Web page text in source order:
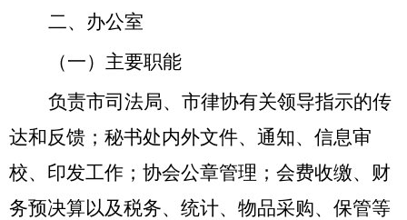
二、办公室
（一）主要职能
负责市司法局、市律协有关领导指示的传
达和反馈；秘书处内外文件、通知、信息审
校、印发工作；协会公章管理；会费收缴、财
务预决算以及税务、统计、物品采购、保管等